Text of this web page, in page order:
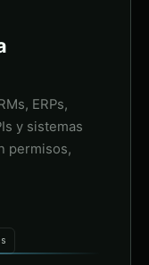
ERPs,
y sistemas
permisos,